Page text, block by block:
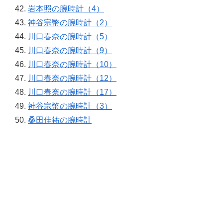
岩本照の腕時計（4）
神谷宗幣の腕時計（2）
川口春奈の腕時計（5）
川口春奈の腕時計（9）
川口春奈の腕時計（10）
川口春奈の腕時計（12）
川口春奈の腕時計（17）
神谷宗幣の腕時計（3）
桑田佳祐の腕時計